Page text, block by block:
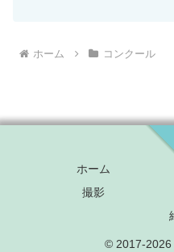
ホーム コンクール
ホーム
撮影
© 2017-2026